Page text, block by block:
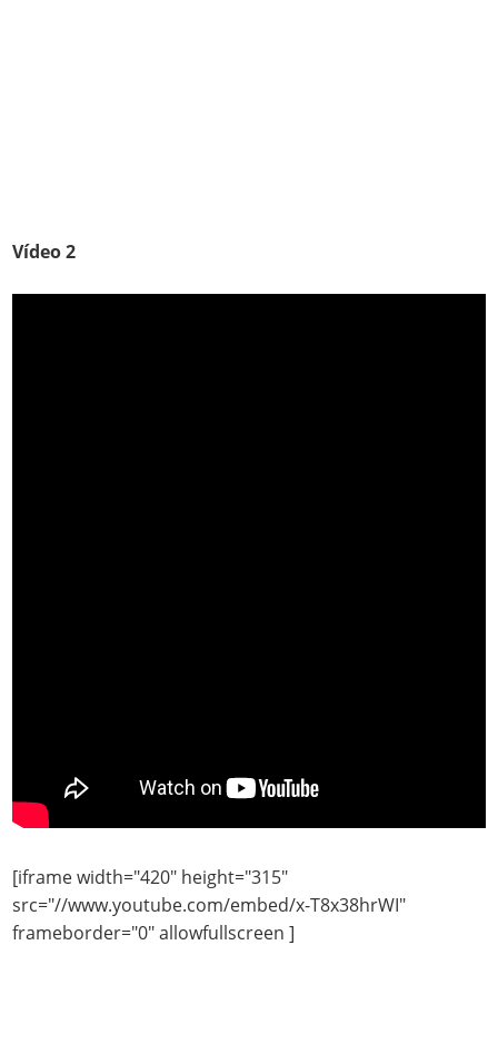
Vídeo 2
[iframe width="420" height="315"
src="//www.youtube.com/embed/x-T8x38hrWI"
frameborder="0" allowfullscreen ]